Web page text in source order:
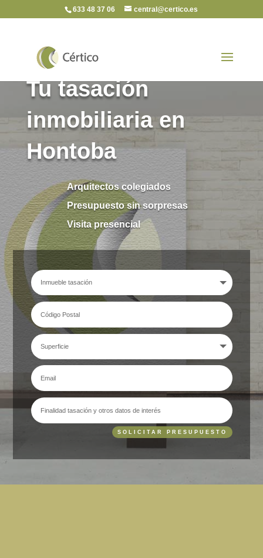
633 48 37 06 central@certico.es
Tu tasación
inmobiliaria en
Hontoba
Arquitectos colegiados
Presupuesto sin sorpresas
Visita presencial
SOLICITAR PRESUPUESTO